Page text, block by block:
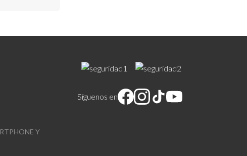
Y
Síguenos en